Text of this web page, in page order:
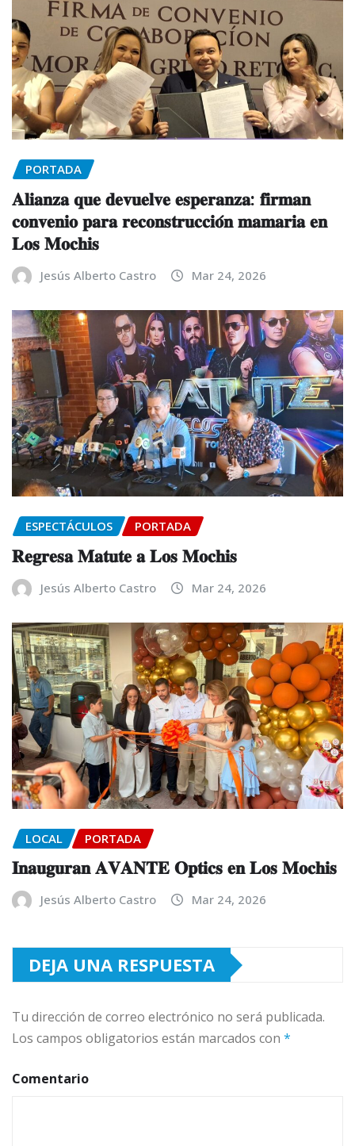
PORTADA
𝐀𝐥𝐢𝐚𝐧𝐳𝐚 𝐪𝐮𝐞 𝐝𝐞𝐯𝐮𝐞𝐥𝐯𝐞 𝐞𝐬𝐩𝐞𝐫𝐚𝐧𝐳𝐚: 𝐟𝐢𝐫𝐦𝐚𝐧
𝐜𝐨𝐧𝐯𝐞𝐧𝐢𝐨 𝐩𝐚𝐫𝐚 𝐫𝐞𝐜𝐨𝐧𝐬𝐭𝐫𝐮𝐜𝐜𝐢𝐨́𝐧 𝐦𝐚𝐦𝐚𝐫𝐢𝐚 𝐞𝐧
𝐋𝐨𝐬 𝐌𝐨𝐜𝐡𝐢𝐬
Jesús Alberto Castro Mar 24, 2026
ESPECTÁCULOS PORTADA
𝐑𝐞𝐠𝐫𝐞𝐬𝐚 𝐌𝐚𝐭𝐮𝐭𝐞 𝐚 𝐋𝐨𝐬 𝐌𝐨𝐜𝐡𝐢𝐬
Jesús Alberto Castro Mar 24, 2026
LOCAL PORTADA
𝐈𝐧𝐚𝐮𝐠𝐮𝐫𝐚𝐧 𝐀𝐕𝐀𝐍𝐓𝐄 𝐎𝐩𝐭𝐢𝐜𝐬 𝐞𝐧 𝐋𝐨𝐬 𝐌𝐨𝐜𝐡𝐢𝐬
Jesús Alberto Castro Mar 24, 2026
DEJA UNA RESPUESTA
Tu dirección de correo electrónico no será publicada.
Los campos obligatorios están marcados con *
Comentario